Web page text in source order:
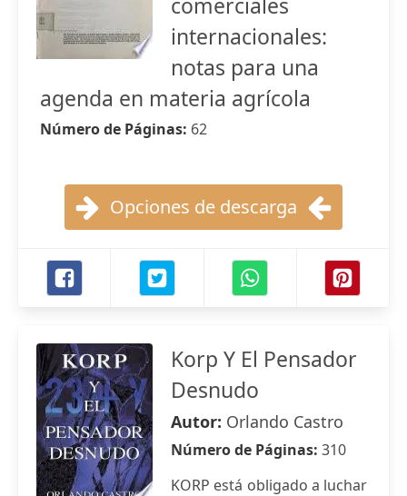
internacionales:
notas para una
agenda en materia agrícola
Número de Páginas: 62
Opciones de descarga
Korp Y El Pensador
Desnudo
Autor: Orlando Castro
Número de Páginas: 310
KORP está obligado a luchar